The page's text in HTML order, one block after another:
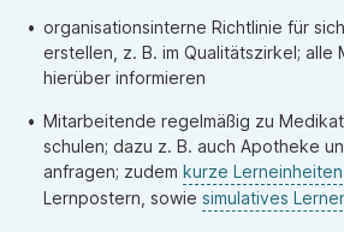
organisationsinterne Richtlinie für
erstellen, z. B. im Qualitätszirkel; alle
hierüber informieren
Mitarbeitende regelmäßig zu
schulen; dazu z. B. auch Apotheke
anfragen; zudem kurze Lerneinheiten
Lernpostern, sowie simulatives